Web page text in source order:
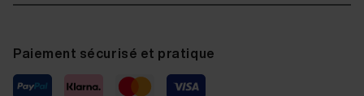
Paiement sécurisé et pratique